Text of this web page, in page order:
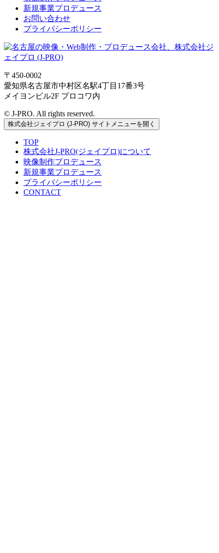
新規事業プロデュース
お問い合わせ
プライバシーポリシー
〒450-0002
愛知県名古屋市中村区名駅4丁目17番3号
メイヨンビル2F プロコワ内
© J-PRO. All rights reserved.
株式会社ジェイプロ (J-PRO) サイトメニューを開く
TOP
株式会社J-PRO(ジェイプロ)について
映像制作プロデュース
新規事業プロデュース
プライバシーポリシー
CONTACT